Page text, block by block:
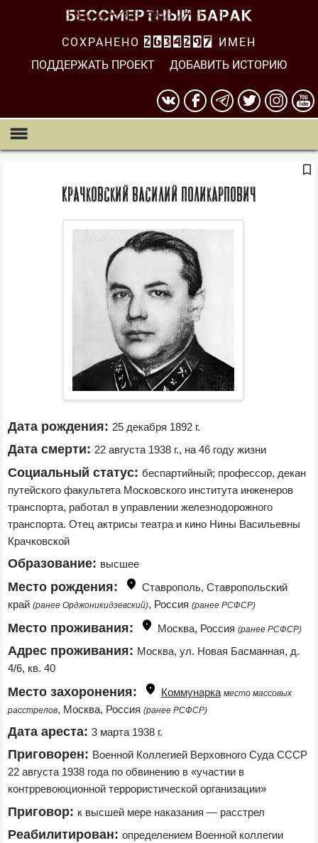
СОХРАНЕНО 2634298
ИМЕН
ПОДДЕРЖАТЬ ПРОЕКТ
ДОБАВИТЬ ИСТОРИЮ
Крачковский Василий Поликарпович
Дата рождения: 25 декабря 1892 г.
Дата смерти: 22 августа 1938 г., на 46 году жизни
Социальный статус: беспартийный; профессор, декан
путейского факультета Московского института инженеров
транспорта, работал в управлении железнодорожного
транспорта. Отец актрисы театра и кино Нины Васильевны
Крачковской
Образование: высшее
Место рождения:
Ставрополь, Ставропольский
край (ранее Орджоникидзевский), Россия (ранее РСФСР)
Место проживания: Москва, Россия (ранее РСФСР)
Адрес проживания: Москва, ул. Новая Басманная, д.
4/6, кв. 40
Место захоронения: Коммунарка место массовых
расстрелов, Москва, Россия (ранее РСФСР)
Дата ареста: 3 марта 1938 г.
Приговорен: Военной Коллегией Верховного Суда СССР
22 августа 1938 года по обвинению в «участии в
контрревоюционной террористической организации»
Приговор: к высшей мере наказания — расстрел
Реабилитирован: определением Военной коллегии